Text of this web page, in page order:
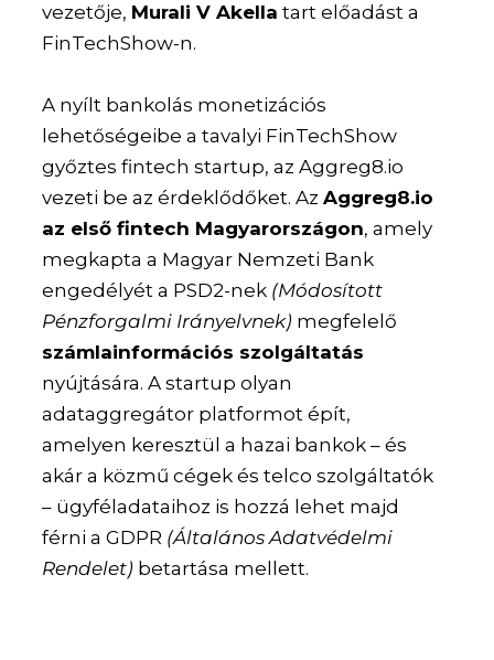
vezetője, Murali V Akella tart előadást a
FinTechShow-n.
A nyílt bankolás monetizációs
lehetőségeibe a tavalyi FinTechShow
győztes fintech startup, az Aggreg8.io
vezeti be az érdeklődőket. AzAggreg8.io
az első fintech Magyarországon, amely
megkapta a Magyar Nemzeti Bank
engedélyét a PSD2-nek (Módosított
Pénzforgalmi Irányelvnek) megfelelő
számlainformációs szolgáltatás
nyújtására. A startup olyan
adataggregátor platformot épít,
amelyen keresztül a hazai bankok – és
akár a közmű cégek és telco szolgáltatók
– ügyféladataihoz is hozzá lehet majd
férni a GDPR (Általános Adatvédelmi
Rendelet) betartása mellett.